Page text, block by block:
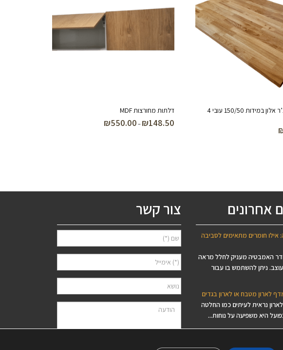
אי למטבח בוצ’ר אלון במידות 150/50 עובי 4
דלתות מחורצות MDF
₪148.50
–
₪550.00
אחרונים
אילו חומרים מתאימים לסביבה
האמבטיה מעניק לחלל מראה
ניתן להשתמש בו עבור
לארון מטבח או לארון בגדים
נראית לעיתים כמו החלטה
היא משפיעה על נוחות...
אי למטבח מעץ לפי מידה?
צור קשר